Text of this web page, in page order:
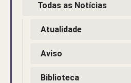
Todas as Notícias
Atualidade
Aviso
Biblioteca